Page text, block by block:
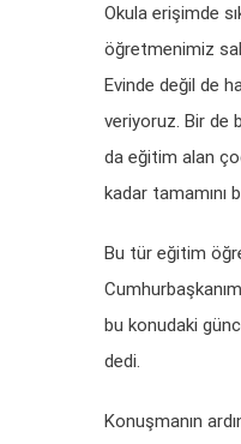
Okula erişimde
öğretmenimiz
Evinde değil de
veriyoruz. Bir de
da eğitim alan
kadar tamamını
Bu tür eğitim
bu konudaki
dedi.
Konuşmanın